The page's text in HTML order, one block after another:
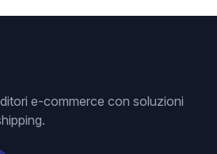
e-commerce con soluzioni